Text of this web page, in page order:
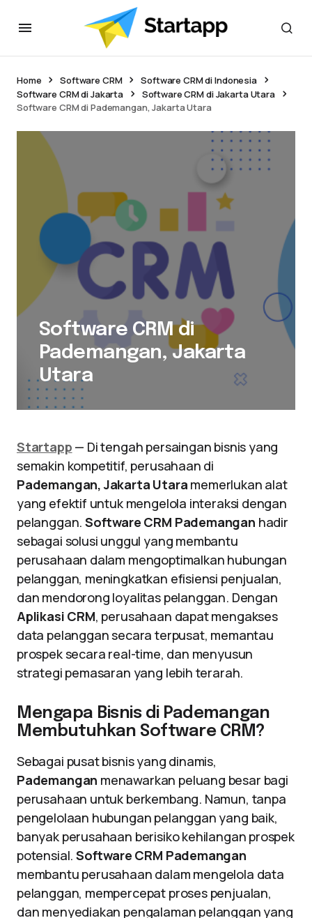
Home Software CRM
Software CRM di Indonesia
Software CRM di Jakarta
Software CRM di Jakarta Utara
Software CRM di Pademangan, Jakarta Utara
Software CRM di
Pademangan, Jakarta
Utara
Startapp — Di tengah persaingan bisnis yang
semakin kompetitif, perusahaan di
Pademangan, Jakarta Utara memerlukan alat
yang efektif untuk mengelola interaksi dengan
pelanggan.Software CRM Pademangan hadir
sebagai solusi unggul yang membantu
perusahaan dalam mengoptimalkan hubungan
pelanggan, meningkatkan efisiensi penjualan,
dan mendorong loyalitas pelanggan. Dengan
Aplikasi CRM, perusahaan dapat mengakses
data pelanggan secara terpusat, memantau
prospek secara real-time, dan menyusun
strategi pemasaran yang lebih terarah.
Mengapa Bisnis di Pademangan
Membutuhkan Software CRM?
Sebagai pusat bisnis yang dinamis,
Pademangan menawarkan peluang besar bagi
perusahaan untuk berkembang. Namun, tanpa
pengelolaan hubungan pelanggan yang baik,
banyak perusahaan berisiko kehilangan prospek
potensial.Software CRM Pademangan
membantu perusahaan dalam mengelola data
pelanggan, mempercepat proses penjualan,
dan menyediakan pengalaman pelanggan yang